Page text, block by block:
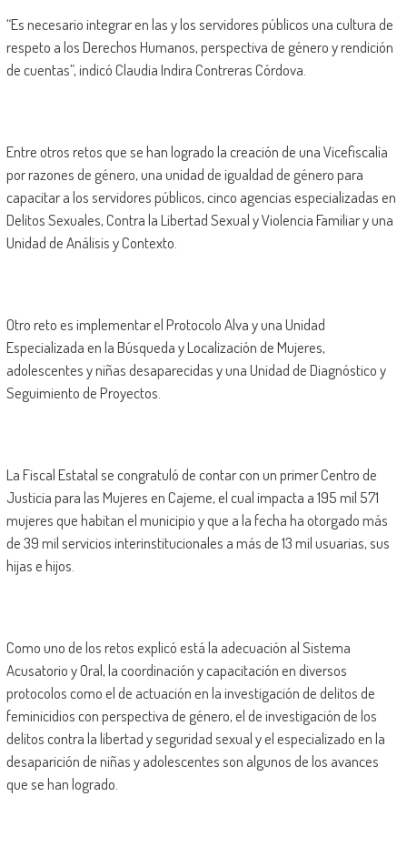
“Es necesario integrar en las y los servidores públicos una cultura de
respeto a los Derechos Humanos, perspectiva de género y rendición
de cuentas”, indicó Claudia Indira Contreras Córdova.
Entre otros retos que se han logrado la creación de una Vicefiscalía
por razones de género, una unidad de igualdad de género para
capacitar a los servidores públicos, cinco agencias especializadas en
Delitos Sexuales, Contra la Libertad Sexual y Violencia Familiar y una
Unidad de Análisis y Contexto.
Otro reto es implementar el Protocolo Alva y una Unidad
Especializada en la Búsqueda y Localización de Mujeres,
adolescentes y niñas desaparecidas y una Unidad de Diagnóstico y
Seguimiento de Proyectos.
La Fiscal Estatal se congratuló de contar con un primer Centro de
Justicia para las Mujeres en Cajeme, el cual impacta a 195 mil 571
mujeres que habitan el municipio y que a la fecha ha otorgado más
de 39 mil servicios interinstitucionales a más de 13 mil usuarias, sus
hijas e hijos.
Como uno de los retos explicó está la adecuación al Sistema
Acusatorio y Oral, la coordinación y capacitación en diversos
protocolos como el de actuación en la investigación de delitos de
feminicidios con perspectiva de género, el de investigación de los
delitos contra la libertad y seguridad sexual y el especializado en la
desaparición de niñas y adolescentes son algunos de los avances
que se han logrado.